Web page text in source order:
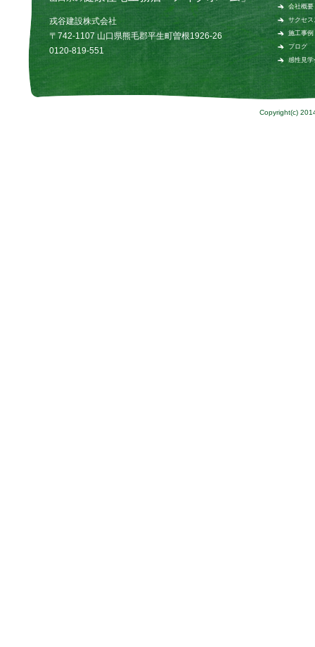
戎谷建設株式会社
〒742-1107 山口県熊毛郡平生町曽根1926-26
0120-819-551
会社概要
サクセス
施工事例
ブログ
感性見
Copyright(c)